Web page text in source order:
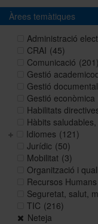
Àrees temàtiques
Administració
CRAI (45)
Comunicació (201)
Gestió
Gestió documental
Gestió econòmica
Habilitats
Hàbits
Idiomes (121)
Jurídic (50)
Mobilitat (3)
Organització i
Recursos Humans
Seguretat, salut,
TIC (216)
Neteja